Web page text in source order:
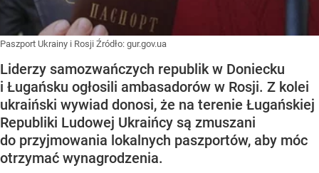
Paszport Ukrainy i Rosji Źródło: gur.gov.ua
Liderzy samozwańczych republik w Doniecku
i Ługańsku ogłosili ambasadorów w Rosji. Z kolei
ukraiński wywiad donosi, że na terenie Ługańskiej
Republiki Ludowej Ukraińcy są zmuszani
do przyjmowania lokalnych paszportów, aby móc
otrzymać wynagrodzenia.